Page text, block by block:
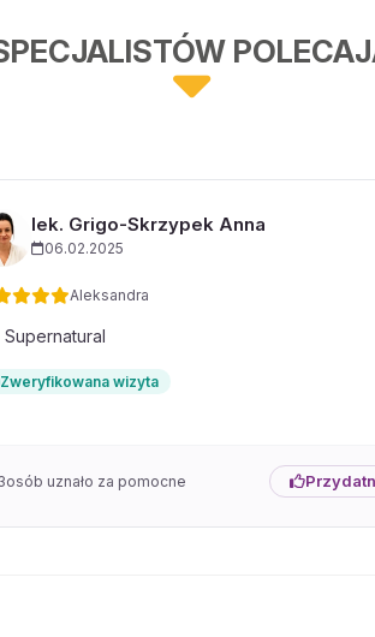
lek. Grigo-Skrzypek Anna
06.02.2025
Aleksandra
Supernatural
Zweryfikowana wizyta
osób uznało za pomocne